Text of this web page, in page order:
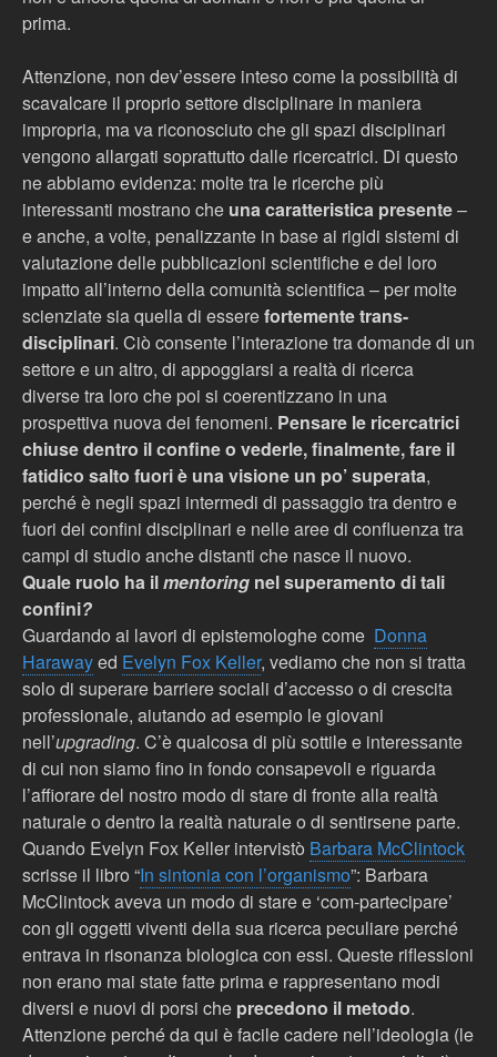
prima.
Attenzione, non dev’essere inteso come la possibilità di
scavalcare il proprio settore disciplinare in maniera
impropria, ma va riconosciuto che gli spazi disciplinari
vengono allargati soprattutto dalle ricercatrici. Di questo
ne abbiamo evidenza: molte tra le ricerche più
interessanti mostrano che una caratteristica presente–
e anche, a volte, penalizzante in base ai rigidi sistemi di
valutazionedelle pubblicazioni scientifiche e del loro
impatto all’interno della comunità scientifica– per molte
scienziate sia quella di esserefortemente trans-
disciplinari. Ciò consente l’interazione tra domande di un
settore e un altro, di appoggiarsi a realtà di ricerca
diverse tra loro che poi si coerentizzano in una
prospettiva nuova dei fenomeni. Pensare le ricercatrici
chiuse dentro il confine o vederle, finalmente, fare il
fatidico salto fuori è una visione un po’ superata,
perchéè negli spazi intermedi di passaggio tra dentro e
fuori dei confini disciplinari e nelle aree di confluenza tra
campi di studio anche distanti che nasce il nuovo.
Quale ruolo ha ilmentoring nel superamento di tali
confini?
Guardando ai lavori di epistemologhe come Donna
Harawayed Evelyn Fox Keller, vediamo che non si tratta
solo di superare barriere sociali d’accesso o di crescita
professionale, aiutando ad esempio le giovani
nell’upgrading. C’è qualcosa di più sottile e interessante
di cui non siamo fino in fondo consapevoli e riguarda
l’affiorare del nostro modo di stare di fronte alla realtà
naturale o dentro la realtà naturale o di sentirsene parte.
Quando Evelyn Fox Keller intervistò Barbara McClintock
scrisse il libro “In sintonia con l’organismo”: Barbara
McClintock aveva un modo di stare e ‘com-partecipare’
con gli oggetti viventi della sua ricerca peculiare perché
entrava in risonanza biologica con essi. Queste riflessioni
non erano mai state fatte prima e rappresentano modi
diversi e nuovi di porsi che precedono il metodo.
Attenzione perché da qui è facile cadere nell’ideologia (le